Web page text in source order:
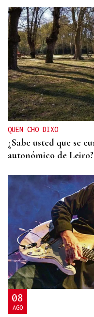
HIDROCARBUROS
La OPEP+ sigue
para estabilizar el
QUEN CHO DIXO
¿Sabe usted que se
autonómico de Leiro?
08
AGO